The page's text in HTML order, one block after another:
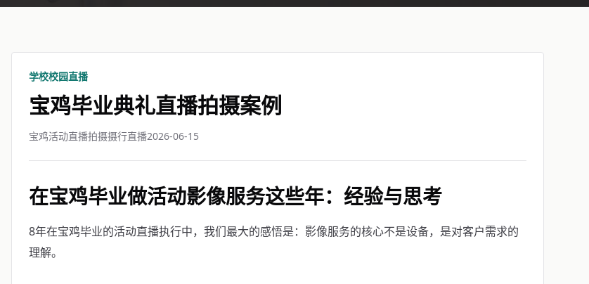
学校校园直播
宝鸡毕业典礼直播拍摄案例
宝鸡活动直播拍摄摄行直播2026-06-15
在宝鸡毕业做活动影像服务这些年：经验与思考
8年在宝鸡毕业的活动直播执行中，我们最大的感悟是：影像服务的核心不是设备，是对客户需求的
理解。